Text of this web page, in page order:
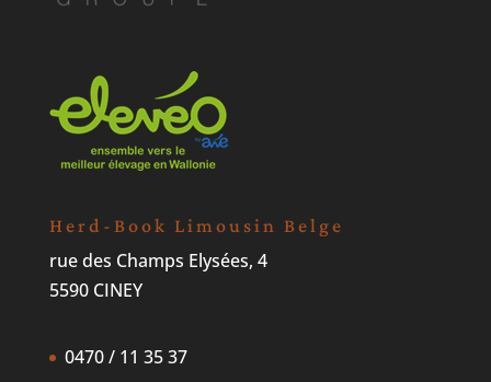
Herd-Book Limousin Belge
rue des Champs Elysées, 4
5590 CINEY
0470 / 11 35 37